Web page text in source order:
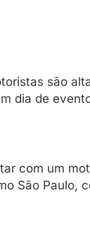
são
dia de
com um
São Paulo,